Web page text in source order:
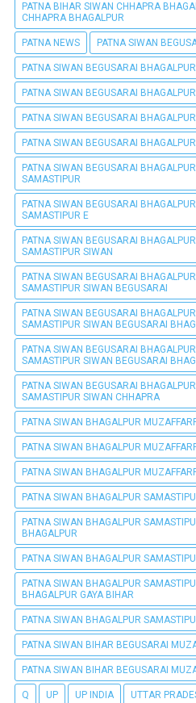
PATNA BIHAR SIWAN CHHAPRA
CHHAPRA BHAGALPUR
PATNA NEWS PATNA SIWAN
PATNA SIWAN BEGUSARAI
PATNA SIWAN BEGUSARAI
PATNA SIWAN BEGUSARAI
PATNA SIWAN BEGUSARAI
PATNA SIWAN BEGUSARAI
SAMASTIPUR
PATNA SIWAN BEGUSARAI
SAMASTIPUR E
PATNA SIWAN BEGUSARAI
SAMASTIPUR SIWAN
PATNA SIWAN BEGUSARAI
SAMASTIPUR SIWAN BEGUSARAI
PATNA SIWAN BEGUSARAI
SAMASTIPUR SIWAN BEGUSARAI
PATNA SIWAN BEGUSARAI
SAMASTIPUR SIWAN BEGUSARAI
PATNA SIWAN BEGUSARAI
SAMASTIPUR SIWAN CHHAPRA
PATNA SIWAN BHAGALPUR
PATNA SIWAN BHAGALPUR
PATNA SIWAN BHAGALPUR
PATNA SIWAN BHAGALPUR
PATNA SIWAN BHAGALPUR
BHAGALPUR
PATNA SIWAN BHAGALPUR
PATNA SIWAN BHAGALPUR
BHAGALPUR GAYA BIHAR
PATNA SIWAN BHAGALPUR
PATNA SIWAN BIHAR BEGUSARAI
PATNA SIWAN BIHAR BEGUSARAI
Q UP UP INDIA UTTAR